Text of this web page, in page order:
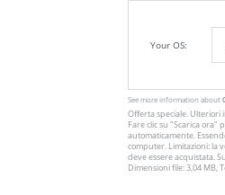
Your OS:
See more information about
Offerta speciale. Ulteriori
Fare clic su "Scarica ora"
automaticamente.
computer. Limitazioni: la
deve essere acquistata.
Dimensioni file: 3,04 MB,